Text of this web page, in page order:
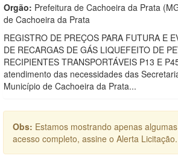
Orgão: Prefeitura de Cachoeira da Prata
de Cachoeira da Prata
REGISTRO DE PREÇOS PARA FUTURA E
DE RECARGAS DE GÁS LIQUEFEITO DE
RECIPIENTES TRANSPORTÁVEIS P13 E
atendimento das necessidades das
Município de Cachoeira da Prata...
Obs: Estamos mostrando apenas
acesso completo, assine o Alerta Licitação.